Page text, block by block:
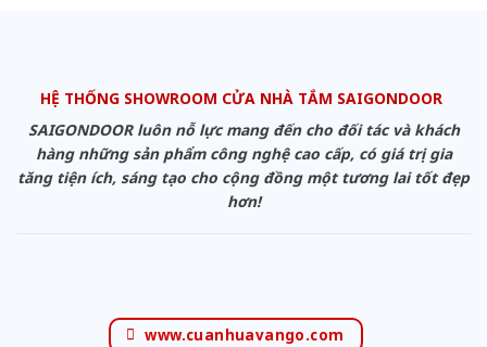
HỆ THỐNG SHOWROOM CỬA NHÀ TẮM SAIGONDOOR
SAIGONDOOR luôn nỗ lực mang đến cho đối tác và khách
hàng những sản phẩm công nghệ cao cấp, có giá trị gia
tăng tiện ích, sáng tạo cho cộng đồng một tương lai tốt đẹp
hơn!
www.cuanhuavango.com